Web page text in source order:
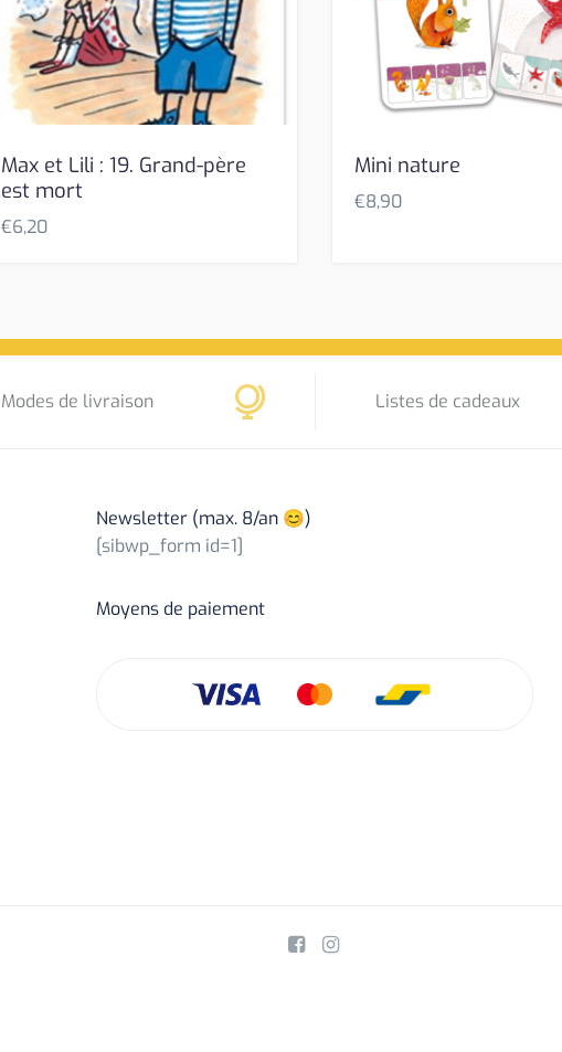
Max et Lili : 19. Grand-père
est mort
€6,20
Mini nature
€8,90
Modes de livraison Listes de cadeaux
Newsletter (max. 8/an 😊)
[sibwp_form id=1]
Moyens de paiement